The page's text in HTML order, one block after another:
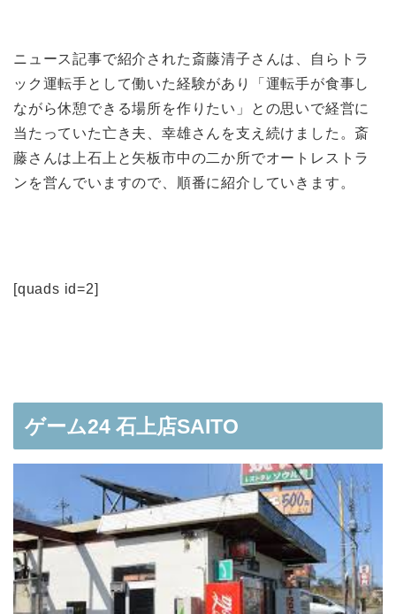
ニュース記事で紹介された斎藤清子さんは、自らトラ
ック運転手として働いた経験があり「運転手が食事し
ながら休憩できる場所を作りたい」との思いで経営に
当たっていた亡き夫、幸雄さんを支え続けました。斎
藤さんは上石上と矢板市中の二か所でオートレストラ
ンを営んでいますので、順番に紹介していきます。
[quads id=2]
ゲーム24 石上店SAITO